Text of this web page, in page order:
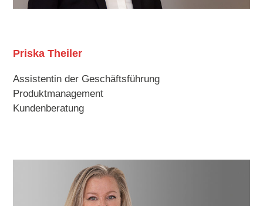
Priska Theiler
Assistentin der Geschäftsführung
Produktmanagement
Kundenberatung